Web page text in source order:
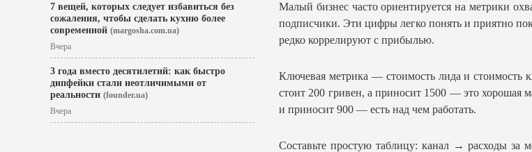
7 вещей, которых следует избавиться без
сожаления, чтобы сделать кухню более
современной (margosha.com.ua)
Вчера
3 года вместо десятилетий: как быстро
дипфейки стали неотличимыми от
реальности (founder.ua)
Вчера
Малый бизнес часто ориентируется на метрики
подписчики. Эти цифры легко понять и приятно
редко коррелируют с прибылью.
Ключевая метрика — стоимость лида и стоимость
стоит 200 гривен, а приносит 1500 — это хорошая
и приносит 900 — есть над чем работать.
Составьте простую таблицу: канал → расходы за